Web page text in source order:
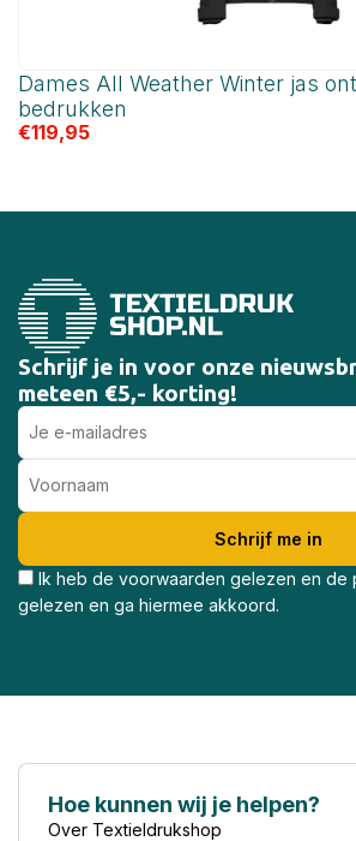
Dames All Weather Winter jas
bedrukken
€119,95
Schrijf je in voor onze
meteen €5,- korting!
Ik heb de voorwaarden gelezen en de
gelezen en ga hiermee akkoord.
Hoe kunnen wij je helpen?
Over Textieldrukshop